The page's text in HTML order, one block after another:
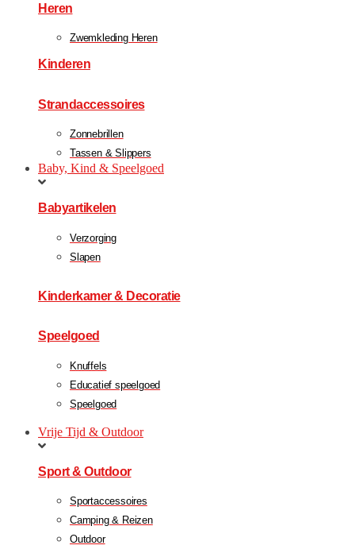
Heren
Zwemkleding Heren
Kinderen
Strandaccessoires
Zonnebrillen
Tassen & Slippers
Baby, Kind & Speelgoed
Babyartikelen
Verzorging
Slapen
Kinderkamer & Decoratie
Speelgoed
Knuffels
Educatief speelgoed
Speelgoed
Vrije Tijd & Outdoor
Sport & Outdoor
Sportaccessoires
Camping & Reizen
Outdoor